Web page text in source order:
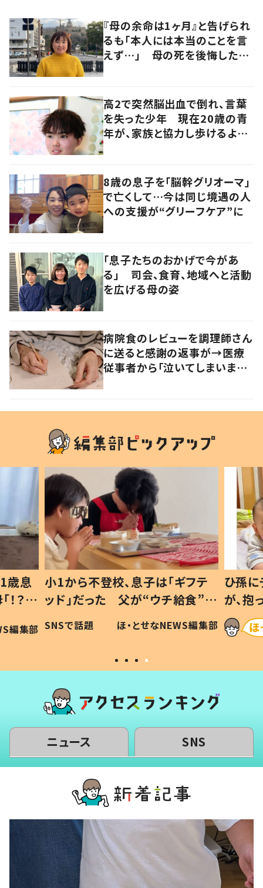
『母の余命は1ヶ月』と告げられ
るも「本人には本当のことを言
えず…」 母の死を後悔した女
高2で突然脳出血で倒れ、言葉
を失った少年 現在20歳の青
年が、家族と協力し歩けるよう
8歳の息子を「脳幹グリオーマ」
で亡くして…今は同じ境遇の人
への支援が“グリーフケア”に
「息子たちのおかげで今があ
る」 司会、食育、地域へと活動
を広げる母の姿
病院食のレビューを調理師さん
に送ると感謝の返事が→医療
従事者から「泣いてしまいます」
歳息
？」
編集部
小1から不登校、息子は「ギフテ
ッド」だった 父が“ウチ給食”を
作り続ける理由とは #令和の親
#令和の子
SNSで話題 ほ・とせなNEWS編集部
ひ孫
が、
「涙が
い」
ニュース SNS